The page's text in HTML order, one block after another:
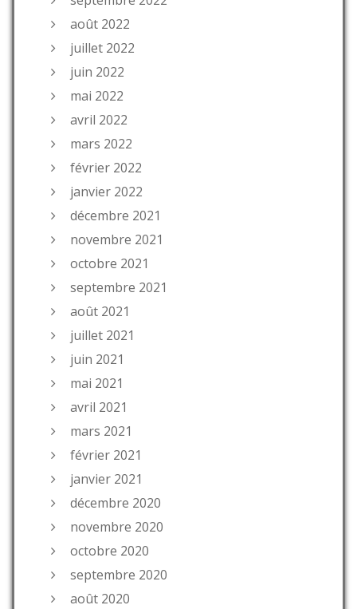
août 2022
juillet 2022
juin 2022
mai 2022
avril 2022
mars 2022
février 2022
janvier 2022
décembre 2021
novembre 2021
octobre 2021
septembre 2021
août 2021
juillet 2021
juin 2021
mai 2021
avril 2021
mars 2021
février 2021
janvier 2021
décembre 2020
novembre 2020
octobre 2020
septembre 2020
août 2020